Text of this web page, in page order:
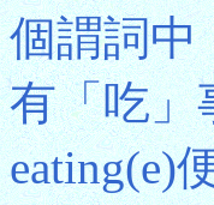
個謂詞中
有「吃」
eating(e)